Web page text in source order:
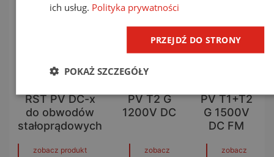
RST PV DC-x
do obwodów
stałoprądowych
zobacz produkt
PV T2 G
1200V DC
zobacz
PV T1+T2
G 1500V
DC FM
zobacz
ich usług. Polityka prywatności
PRZEJDŹ DO STRONY
POKAŻ SZCZEGÓŁY